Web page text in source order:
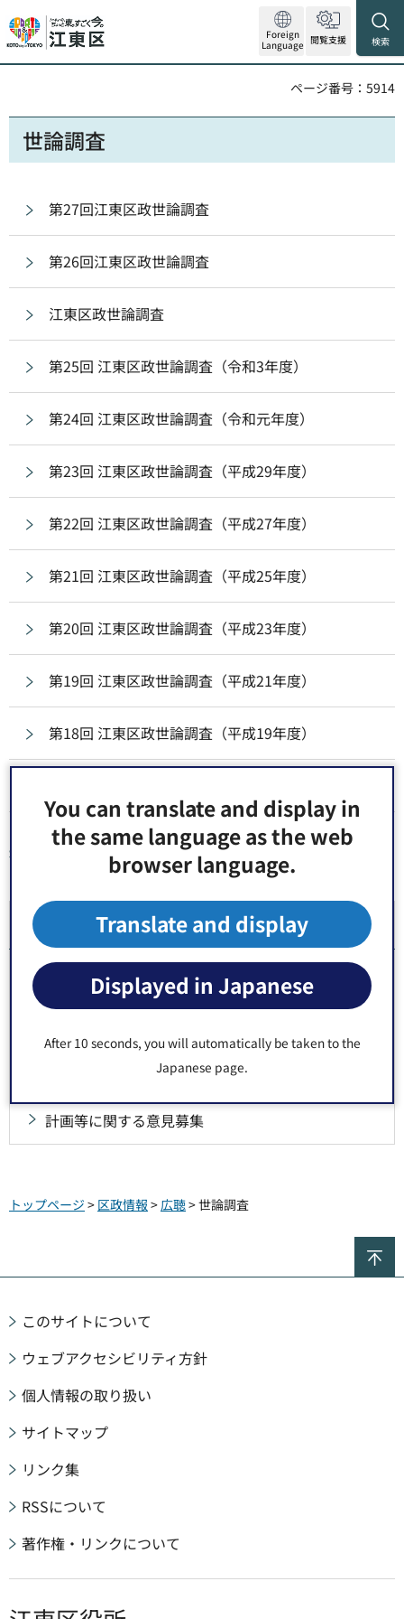
You can translate and display in
the same language as the web
browser language.
Translate and display
Displayed in Japanese
After 10 seconds, you will automatically be taken to the
Japanese page.
Foreign
Language 閲覧支援 検索
ページ番号：5914
世論調査
第27回江東区政世論調査
第26回江東区政世論調査
江東区政世論調査
第25回 江東区政世論調査（令和3年度）
第24回 江東区政世論調査（令和元年度）
第23回 江東区政世論調査（平成29年度）
第22回 江東区政世論調査（平成27年度）
第21回 江東区政世論調査（平成25年度）
第20回 江東区政世論調査（平成23年度）
第19回 江東区政世論調査（平成21年度）
第18回 江東区政世論調査（平成19年度）
同じ分類から探す
パブリックコメント
計画等に関する意見募集
トップページ > 区政情報 >広聴> 世論調査
このサイトについて
ウェブアクセシビリティ方針
個人情報の取り扱い
サイトマップ
リンク集
RSSについて
著作権・リンクについて